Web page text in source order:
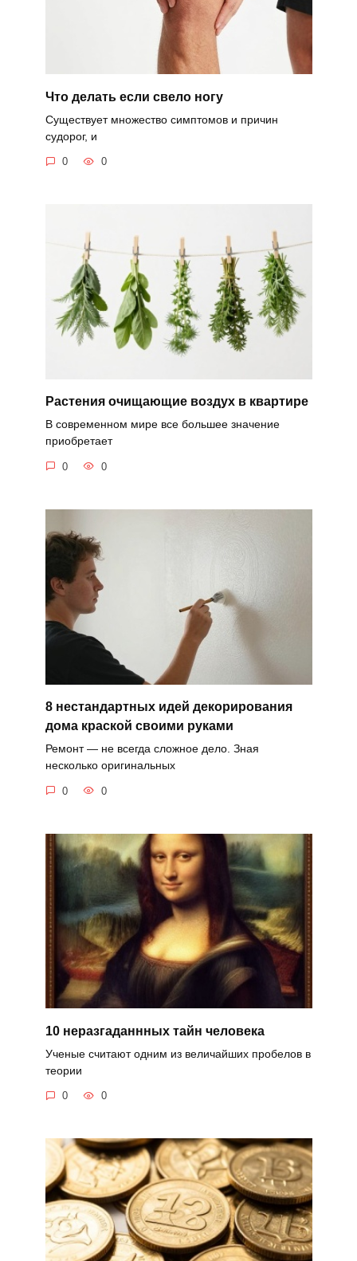
Что делать если свело ногу
Существует множество симптомов и причин
судорог, и
0 0
Растения очищающие воздух в квартире
В современном мире все большее значение
приобретает
0 0
8 нестандартных идей декорирования
дома краской своими руками
Ремонт — не всегда сложное дело. Зная
несколько оригинальных
0 0
10 неразгаданнных тайн человека
Ученые считают одним из величайших пробелов в
теории
0 0